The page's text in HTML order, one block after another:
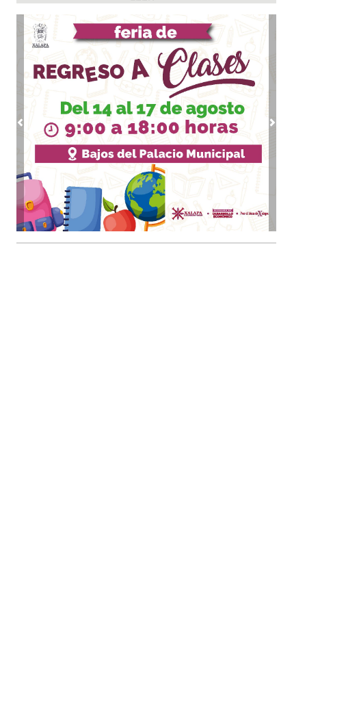
Ago 07, 2026 / 23:44
¡La fiesta comenzó! Coatzacoalcos vibra con
Manuel Turizo y Nicho Hinojosa en el Festival del
Ago 07, 2026 / 23:36
En marcha trabajos de rehabilitación en avenida
20 de Noviembre; habrá reducción a un carril
Ago 07, 2026 / 22:31
San Andrés Tuxtla alista su Festival Internacional
de Globos de Papel
Ago 07, 2026 / 20:42
Alcalde Samuel Acosta inaugura la calle
Bugambilias en El Tejar
Previous Next